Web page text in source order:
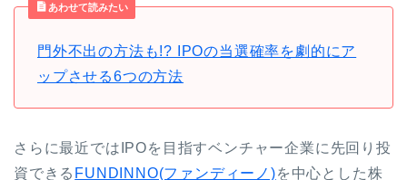
あわせて読みたい
門外不出の方法も!? IPOの当選確率を劇的にア
ップさせる6つの方法
さらに最近ではIPOを目指すベンチャー企業に先回り投
資できる FUNDINNO(ファンディーノ)を中心とした株